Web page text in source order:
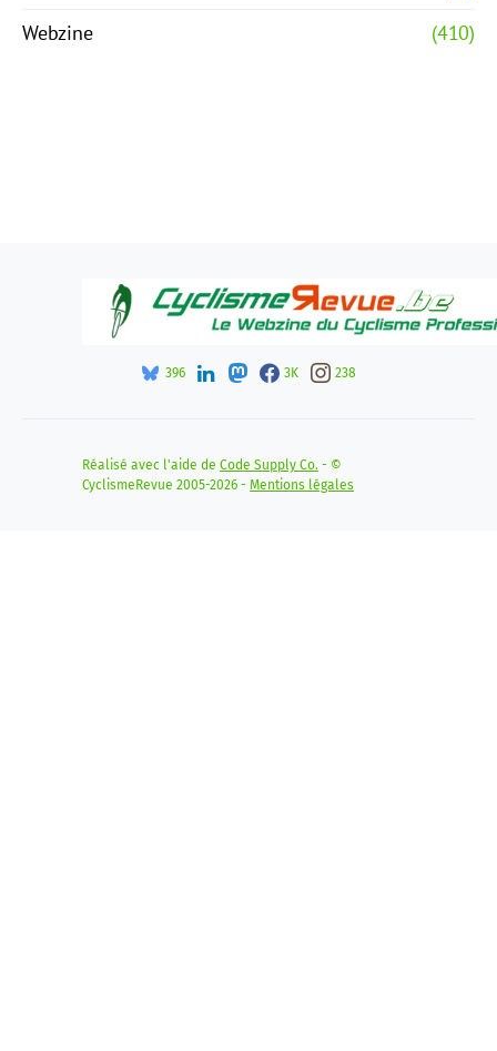
Webzine
(410)
396 3K 238
Réalisé avec l'aide de Code Supply Co. - ©
CyclismeRevue 2005-2026 - Mentions légales